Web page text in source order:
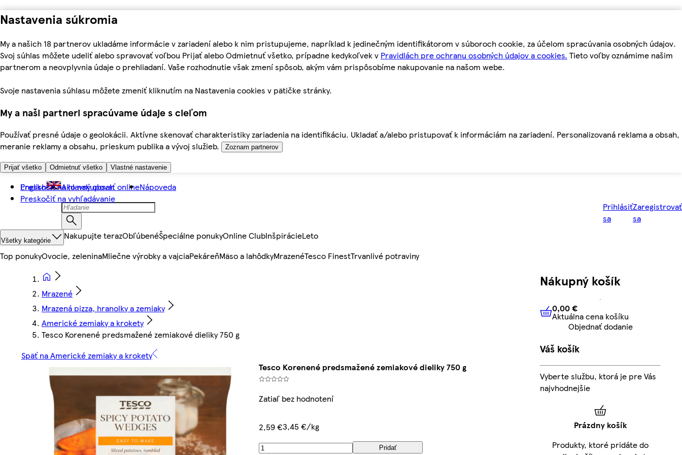
Nastavenia súkromia
My a našich 18 partnerov ukladáme informácie v zariadení alebo k nim pristupujeme, napríklad k jedinečným identifikátorom v súboroch cookie, za účelom spracúvania osobných údajov.
Svoj súhlas môžete udeliť alebo spravovať voľbou Prijať alebo Odmietnuť všetko, prípadne kedykoľvek v Pravidlách pre ochranu osobných údajov a cookies. Tieto voľby oznámime našim
partnerom a neovplyvnia údaje o prehliadaní. Vaše rozhodnutie však zmení spôsob, akým vám prispôsobíme nakupovanie na našom webe.
Svoje nastavenia súhlasu môžete zmeniť kliknutím na Nastavenia cookies v pätičke stránky.
My a naši partneri spracúvame údaje s cieľom
Používať presné údaje o geolokácii. Aktívne skenovať charakteristiky zariadenia na identifikáciu. Ukladať a/alebo pristupovať k informáciám na zariadení. Personalizovaná reklama a obsah,
meranie reklamy a obsahu, prieskum publika a vývoj služieb.
Zoznam partnerov
Prijať všetko Odmietnuť všetko Vlastné nastavenie
Preskočiť na hlavný obsah
Preskočiť na vyhľadávanie
English Ako nakupovať onlineNápoveda
Prihlásiť
sa
Zaregistrovať
sa
Všetky kategórie Nakupujte terazObľúbenéŠpeciálne ponukyOnline ClubInšpirácieLeto
Top ponukyOvocie, zeleninaMliečne výrobky a vajciaPekáreňMäso a lahôdkyMrazenéTesco FinestTrvanlivé potraviny
Mrazené
Mrazená pizza, hranolky a zemiaky
Americké zemiaky a krokety
Tesco Korenené predsmažené zemiakové dieliky 750 g
Späť na Americké zemiaky a krokety
Tesco Korenené predsmažené zemiakové dieliky 750 g
Zatiaľ bez hodnotení
2,59 €3,45 €/kg
Pridať
Nákupný košík
0,00 € Aktuálna cena košíku
0,00 €
Aktuálna cena košíku
Objednať dodanie
Váš košík
Vyberte službu, ktorá je pre Vás
najvhodnejšie
Prázdny košík
Produkty, ktoré pridáte do